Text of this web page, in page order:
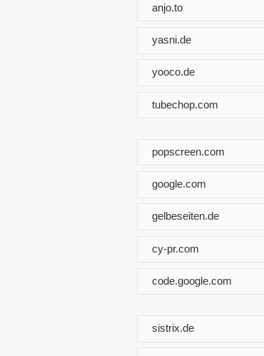
anjo.to
yasni.de
yooco.de
tubechop.com
popscreen.com
google.com
gelbeseiten.de
cy-pr.com
code.google.com
sistrix.de